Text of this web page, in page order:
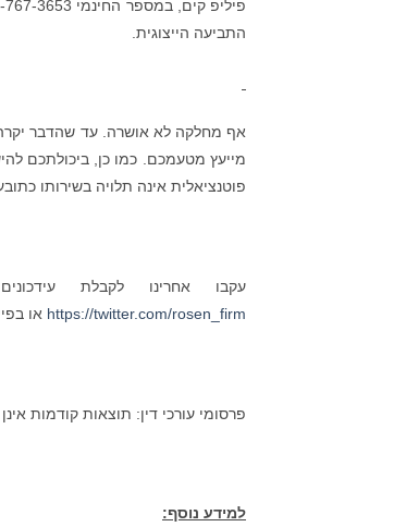
פיליפ קים, במספר החינמי 866-767-3653, או בדוא"ל הבאים
התביעה הייצוגית.
אף מחלקה לא אושרה. עד שהדבר
מייעץ מטעמכם. כמו כן, ביכולתכם
פוטנציאלית אינה תלויה בשירותו
עקבו אחרינו לקבלת
https://twitter.com/rosen_firm או
פרסומי עורכי דין: תוצאות קודמות
למידע נוסף: